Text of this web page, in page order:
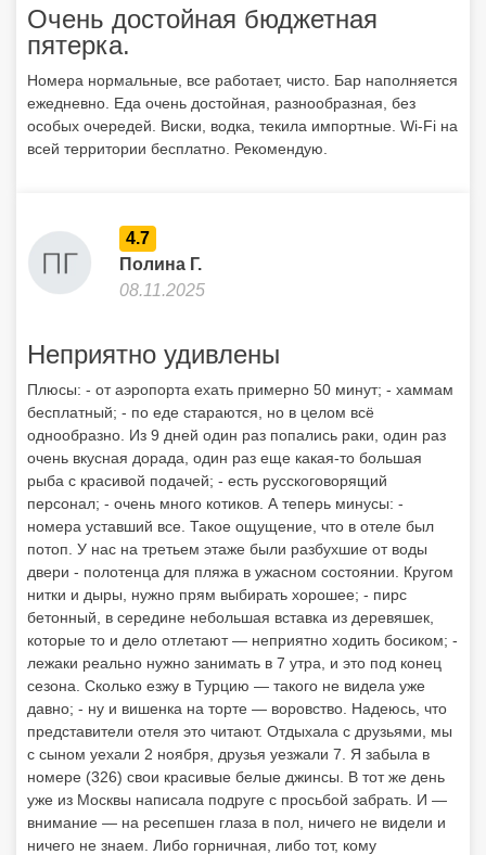
Очень достойная бюджетная
пятерка.
Номера нормальные, все работает, чисто. Бар наполняется
ежедневно. Еда очень достойная, разнообразная, без
особых очередей. Виски, водка, текила импортные. Wi-Fi на
всей территории бесплатно. Рекомендую.
4.7
Полина Г.
08.11.2025
Неприятно удивлены
Плюсы: - от аэропорта ехать примерно 50 минут; - хаммам
бесплатный; - по еде стараются, но в целом всё
однообразно. Из 9 дней один раз попались раки, один раз
очень вкусная дорада, один раз еще какая-то большая
рыба с красивой подачей; - есть русскоговорящий
персонал; - очень много котиков. А теперь минусы: -
номера уставший все. Такое ощущение, что в отеле был
потоп. У нас на третьем этаже были разбухшие от воды
двери - полотенца для пляжа в ужасном состоянии. Кругом
нитки и дыры, нужно прям выбирать хорошее; - пирс
бетонный, в середине небольшая вставка из деревяшек,
которые то и дело отлетают — неприятно ходить босиком; -
лежаки реально нужно занимать в 7 утра, и это под конец
сезона. Сколько езжу в Турцию — такого не видела уже
давно; - ну и вишенка на торте — воровство. Надеюсь, что
представители отеля это читают. Отдыхала с друзьями, мы
с сыном уехали 2 ноября, друзья уезжали 7. Я забыла в
номере (326) свои красивые белые джинсы. В тот же день
уже из Москвы написала подруге с просьбой забрать. И —
внимание — на ресепшен глаза в пол, ничего не видели и
ничего не знаем. Либо горничная, либо тот, кому